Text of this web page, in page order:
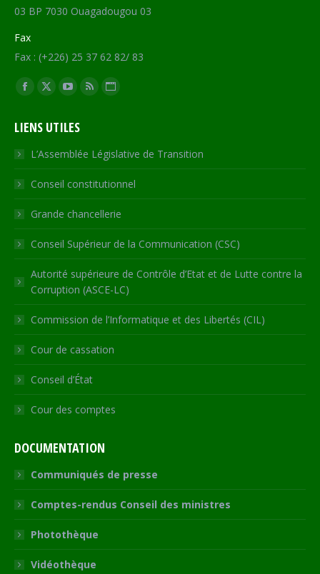
03 BP 7030 Ouagadougou 03
Fax
Fax : (+226) 25 37 62 82/ 83
Trouvez nous sur :
Facebook
opens
in
new
window
X
opens
in
new
window
YouTube
opens
in
new
window
RSS
in
new
window
Site
opens
in
new
LIENS UTILES
L’Assemblée Législative de Transition
Conseil constitutionnel
Grande chancellerie
Conseil Supérieur de la Communication (CSC)
Autorité supérieure de Contrôle d’Etat et de Lutte contre la
Corruption (ASCE-LC)
Commission de l’Informatique et des Libertés (CIL)
Cour de cassation
Conseil d’État
Cour des comptes
DOCUMENTATION
Communiqués de presse
Comptes-rendus Conseil des ministres
Photothèque
Vidéothèque